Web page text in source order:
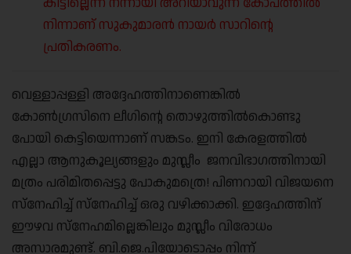
നിന്നാണ് സുകുമാരൻ നായർ സാറിന്റെ
പ്രതികരണം.
വെള്ളാപ്പള്ളി അദ്ദേഹത്തിനാണെങ്കിൽ
കോൺഗ്രസിനെ ലീഗിന്റെ തൊഴുത്തിൽകൊണ്ടു
പോയി കെട്ടിയെന്നാണ് സങ്കടം. ഇനി കേരളത്തിൽ
എല്ലാ ആനുകൂല്യങ്ങളും മുസ്ലീം ജനവിഭാഗത്തിനായി
മത്രം പരിമിതപ്പെട്ടു പോകുമത്രെ! പിണറായി വിജയനെ
സ്നേഹിച്ച് സ്നേഹിച്ച് ഒരു വഴിക്കാക്കി. ഇദ്ദേഹത്തിന്
ഈഴവ സ്നേഹമില്ലെങ്കിലും മുസ്ലീം വിരോധം
അസാരമുണ്ട്. ബി.ജെ.പിയോടൊപ്പം നിന്ന്